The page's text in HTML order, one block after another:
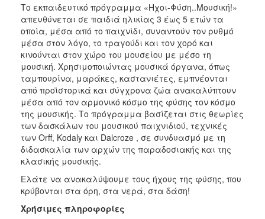
Το εκπαιδευτικό πρόγραμμα «Ηχοι-Φύση..Μουσική!»
απευθύνεται σε παιδιά ηλικίας 3 έως 5 ετών τα
οποία, μέσα από το παιχνίδι, συναντούν τον ρυθμό
μέσα στον λόγο, το τραγούδι και τον χορό και
κινούνται στον χώρο του μουσείου με μέσο τη
μουσική. Χρησιμοποιώντας μουσικά όργανα, όπως
ταμπουρίνα, μαράκες, καστανιέτες, εμπνέονται
από προϊστορικά και σύγχρονα ζώα ανακαλύπτουν
μέσα από τον αρμονικό κόσμο της φύσης τον κόσμο
της μουσικής. Το πρόγραμμα βασίζεται στις θεωρίες
των δασκάλων του μουσικού παιχνιδιού, τεχνικές
των Orff, Kodaly και Dalcroze , σε συνδυασμό με τη
διδασκαλία των αρχών της παραδοσιακής και της
κλασικής μουσικής.
Ελάτε να ανακαλύψουμε τους ήχους της φύσης, που
κρύβονται στα όρη, στα νερά, στα δάση!
Χρήσιμες πληροφορίες